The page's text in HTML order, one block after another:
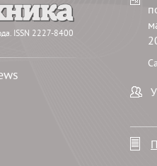
ISSN 2227-8400